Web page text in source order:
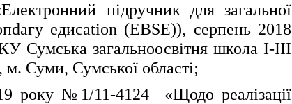
підручник для загальної
едисаtion (ЕВSЕ)), серпень 2018
Сумська загальноосвітня школа І-ІІІ
Суми, Сумської області;
року №1/11-4124 «Щодо реалізації